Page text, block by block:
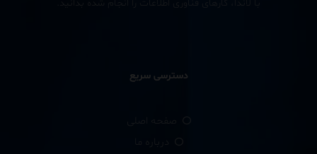
با لاندا، کارهای فناوری اطلاعات را انجام شده بدانید.
دسترسی سریع
صفحه اصلی